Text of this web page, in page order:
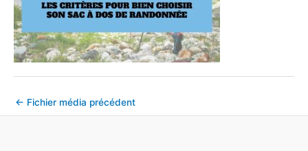
← Fichier média précédent